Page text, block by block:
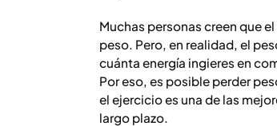
Muchas personas creen que
peso. Pero, en realidad, el
cuánta energía ingieres en
Por eso, es posible perder
el ejercicio es una de las
largo plazo.